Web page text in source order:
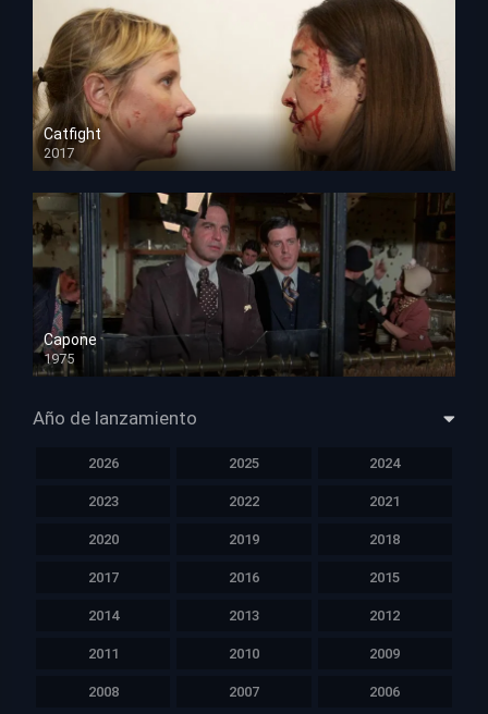
Catfight
2017
HD 720p
Capone
1975
HD 1080p
Año de lanzamiento
2026 2025 2024
2023 2022 2021
2020 2019 2018
2017 2016 2015
2014 2013 2012
2011 2010 2009
2008 2007 2006